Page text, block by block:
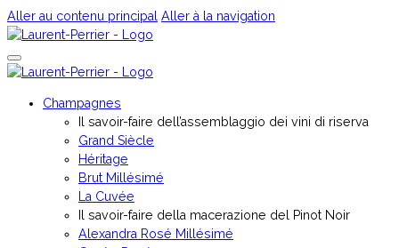
Aller au contenu principal Aller à la navigation
Champagnes
Il savoir-faire dell’assemblaggio dei vini di riserva
Grand Siècle
Héritage
Brut Millésimé
La Cuvée
Il savoir-faire della macerazione del Pinot Noir
Alexandra Rosé Millésimé